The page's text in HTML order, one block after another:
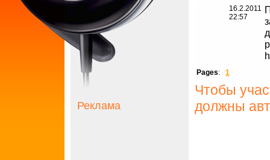
Реклама
16.2.2011
22:57
Pages: 1
Чтобы
должны